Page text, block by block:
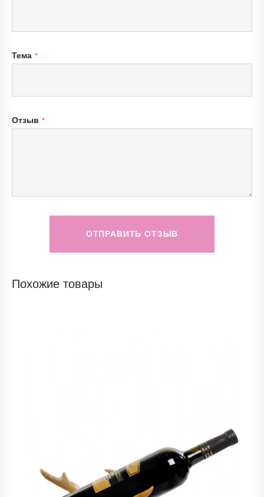
Тема
Отзыв
ОТПРАВИТЬ ОТЗЫВ
Похожие товары